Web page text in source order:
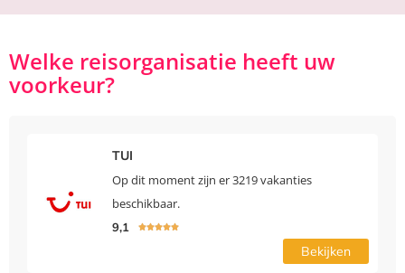
Welke reisorganisatie heeft uw
voorkeur?
TUI
Op dit moment zijn er 3219 vakanties
beschikbaar.
9,1 
Bekijken